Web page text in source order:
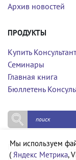
Архив новостей
ПРОДУКТЫ
Купить
Семинары
Главная книга
Бюллетень
Политика
Мы используем
( Яндекс Метрика,